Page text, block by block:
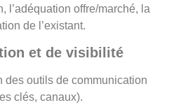
l’adéquation offre/marché, la
de l’existant.
et de visibilité
des outils de communication
clés, canaux).